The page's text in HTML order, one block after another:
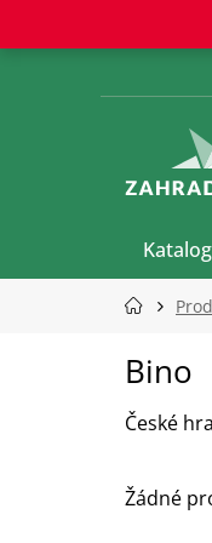
obsah
Bino
České
Žádné